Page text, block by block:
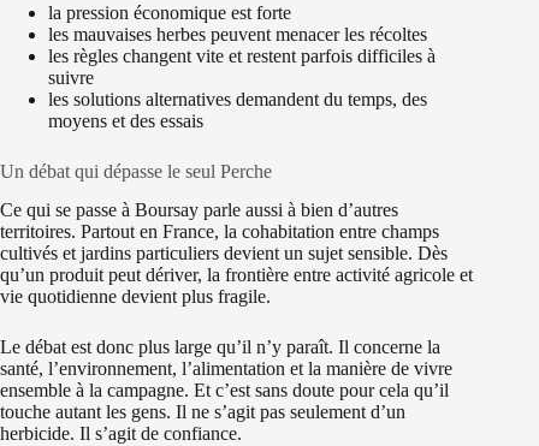
la pression économique est forte
les mauvaises herbes peuvent menacer les récoltes
les règles changent vite et restent parfois difficiles à
suivre
les solutions alternatives demandent du temps, des
moyens et des essais
Un débat qui dépasse le seul Perche
Ce qui se passe à Boursay parle aussi à bien d’autres
territoires. Partout en France, la cohabitation entre champs
cultivés et jardins particuliers devient un sujet sensible. Dès
qu’un produit peut dériver, la frontière entre activité agricole et
vie quotidienne devient plus fragile.
Le débat est donc plus large qu’il n’y paraît. Il concerne la
santé, l’environnement, l’alimentation et la manière de vivre
ensemble à la campagne. Et c’est sans doute pour cela qu’il
touche autant les gens. Il ne s’agit pas seulement d’un
herbicide. Il s’agit de confiance.